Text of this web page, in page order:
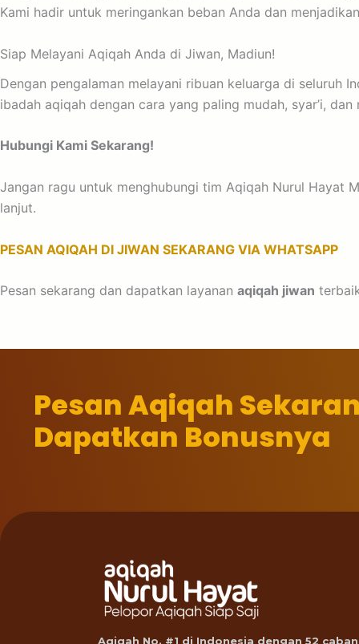
Kami hadir untuk meringankan beban Anda dan
Siap Melayani Aqiqah Anda di Jiwan, Madiun!
Dengan pengalaman melayani ribuan keluarga di seluruh
ibadah aqiqah dengan cara yang paling mudah, syar’i,
Hubungi Kami Sekarang!
Jangan ragu untuk menghubungi tim Aqiqah Nurul Hayat
lanjut.
PESAN AQIQAH DI JIWAN SEKARANG VIA WHATSAPP
Pesan sekarang dan dapatkan layanan aqiqah jiwan
Pesan Aqiqah
Dapatkan Bonusnya
Aqiqah No. #1 di Indonesia dengan 52